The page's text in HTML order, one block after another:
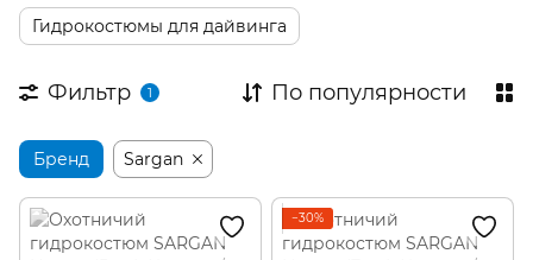
Гидрокостюмы для дайвинга
Фильтр 1 По популярности
Бренд Sargan
−30%